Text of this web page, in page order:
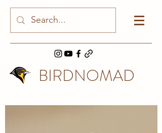
BIRDNOMAD